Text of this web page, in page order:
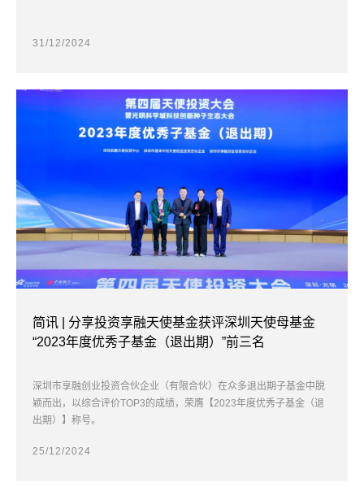
31/12/2024
简讯 | 分享投资享融天使基金获评深圳天使母基金
“2023年度优秀子基金（退出期）”前三名
深圳市享融创业投资合伙企业（有限合伙）在众多退出期子基金中脱
颖而出，以综合评价TOP3的成绩，荣膺【2023年度优秀子基金（退
出期）】称号。
25/12/2024